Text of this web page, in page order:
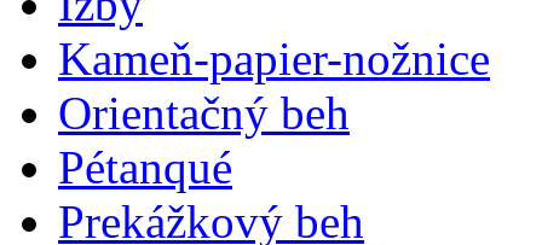
Kameň-papier-nožnice
Orientačný beh
Pétanqué
Prekážkový beh